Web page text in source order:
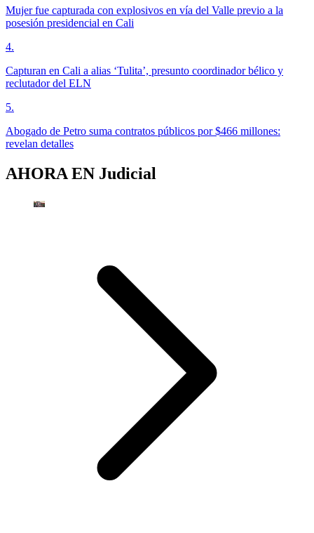
Mujer fue capturada con explosivos en vía del Valle previo a la
posesión presidencial en Cali
4.
Capturan en Cali a alias ‘Tulita’, presunto coordinador bélico y
reclutador del ELN
5.
Abogado de Petro suma contratos públicos por $466 millones:
revelan detalles
AHORA EN Judicial